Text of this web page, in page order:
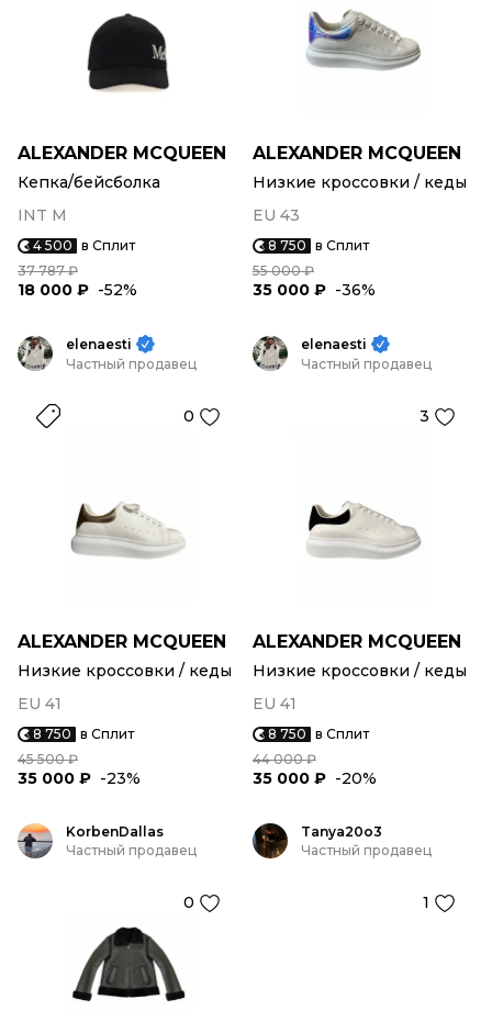
ALEXANDER MCQUEEN
Кепка/бейсболка
INT M
4 500 в Сплит
37 787 ₽
18 000 ₽ -52%
ALEXANDER MCQUEEN
Низкие кроссовки / кеды
EU 43
8 750 в Сплит
55 000 ₽
35 000 ₽ -36%
elenaesti
Частный продавец
0
ALEXANDER MCQUEEN
Низкие кроссовки / кеды
EU 41
8 750 в Сплит
45 500 ₽
35 000 ₽ -23%
elenaesti
Частный продавец
3
ALEXANDER MCQUEEN
Низкие кроссовки / кеды
EU 41
8 750 в Сплит
44 000 ₽
35 000 ₽ -20%
KorbenDallas
Частный продавец
0
Tanya20o3
Частный продавец
1